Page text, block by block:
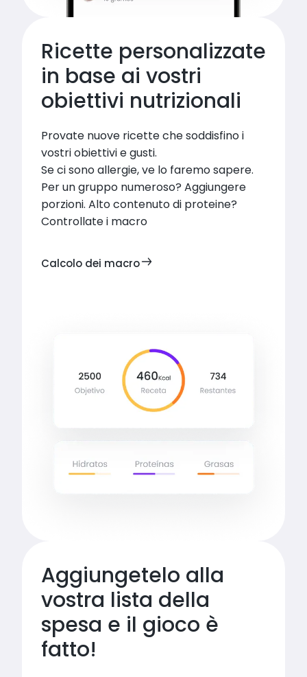
Ricette personalizzate
in base ai vostri
obiettivi nutrizionali
Provate nuove ricette che soddisfino i
vostri obiettivi e gusti.
Se ci sono allergie, ve lo faremo sapere.
Per un gruppo numeroso? Aggiungere
porzioni. Alto contenuto di proteine?
Controllate i macro
Calcolo dei macro
Aggiungetelo alla
vostra lista della
spesa e il gioco è
fatto!